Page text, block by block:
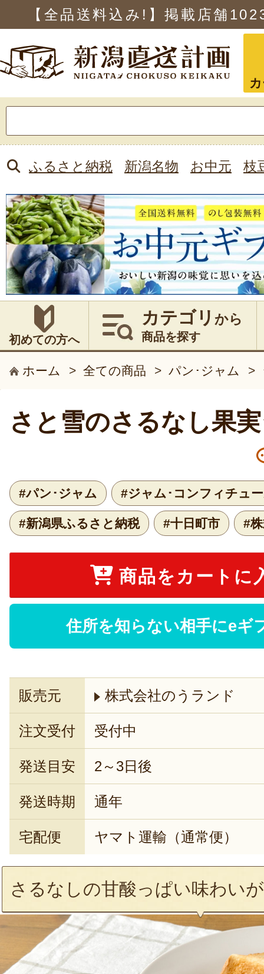
【全品送料込み!】掲載店舗
索:
ふるさと納税 新潟名物 お中元 枝
初めての方へ
カテゴリ から
商品を探す
ホーム > 全ての商品 > パン･ジャム >
さと雪のさるなし果
#パン･ジャム #ジャム･コンフィチュ
#新潟県ふるさと納税 #十日町市 #
商品をカートに
住所を知らない相手にeギ
販売元 株式会社のうランド
注文受付 受付中
発送目安 2～3日後
発送時期 通年
宅配便 ヤマト運輸（通常便）
さるなしの甘酸っぱい味わい